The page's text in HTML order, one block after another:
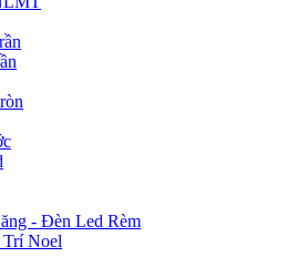
- Đèn Led Rèm
Noel